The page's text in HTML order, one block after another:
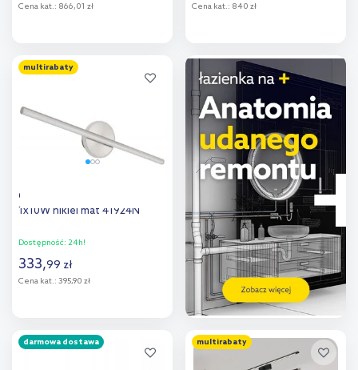
Cena kat.: 866,01 zł
Dodaj do
Cena kat.: 840 zł
Dodaj do
porównania
multirabaty
Globo Lighting Pepe kinkiet
1x10W nikiel mat 41924N
Dostępność: 24h!
333,99 zł
Cena kat.: 395,90 zł
Dodaj do
darmowa dostawa multirabaty